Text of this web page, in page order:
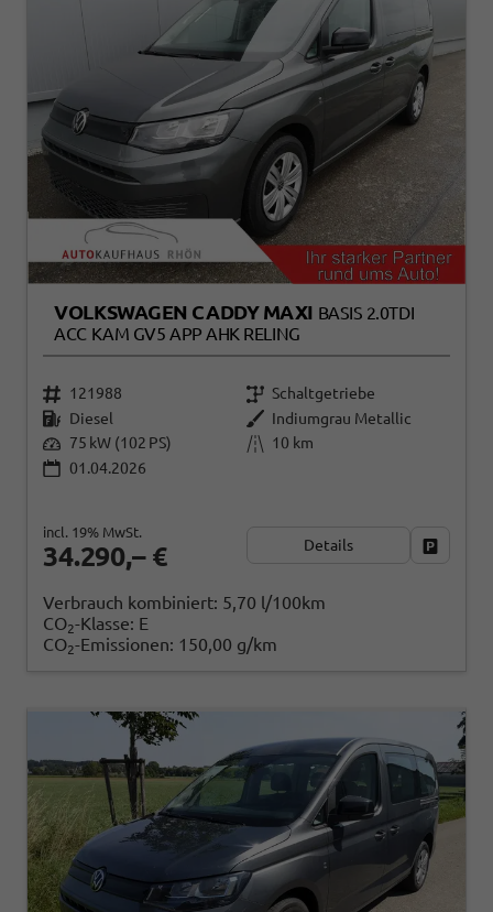
VOLKSWAGEN CADDY MAXI BASIS 2.0TDI
ACC KAM GV5 APP AHK RELING
121988
Schaltgetriebe
Diesel
Indiumgrau Metallic
75 kW (102 PS)
10 km
01.04.2026
34.290,– €
incl. 19% MwSt.
Details
Verbrauch kombiniert: 5,70 l/100km
CO2-Klasse: E
CO2-Emissionen: 150,00 g/km